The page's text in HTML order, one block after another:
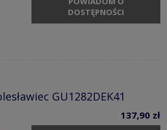
DOSTĘPNOŚCI
GU1282DEK41
137,90 zł